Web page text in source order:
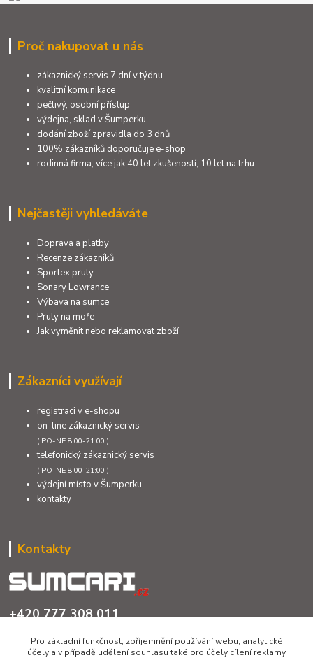
Proč nakupovat u nás
zákaznický servis 7 dní v týdnu
kvalitní komunikace
pečlivý, osobní přístup
výdejna, sklad v Šumperku
dodání zboží zpravidla do 3 dnů
100% zákazníků doporučuje e-shop
rodinná firma, více jak 40 let zkušeností, 10 let na trhu
Nejčastěji vyhledáváte
Doprava a platby
Recenze zákazníků
Sportex pruty
Sonary Lowrance
Výbava na sumce
Pruty na moře
Jak vyměnit nebo reklamovat zboží
Zákazníci využívají
registraci v e-shopu
on-line zákaznický servis
( PO-NE 8:00-21:00 )
telefonický zákaznický servis
( PO-NE 8:00-21:00 )
výdejní místo v Šumperku
kontakty
Kontakty
+420 777 308 011
info@sumcari.cz
Pro základní funkčnost, zpříjemnění používání webu, analytické
účely a v případě udělení souhlasu také pro účely cílení reklamy